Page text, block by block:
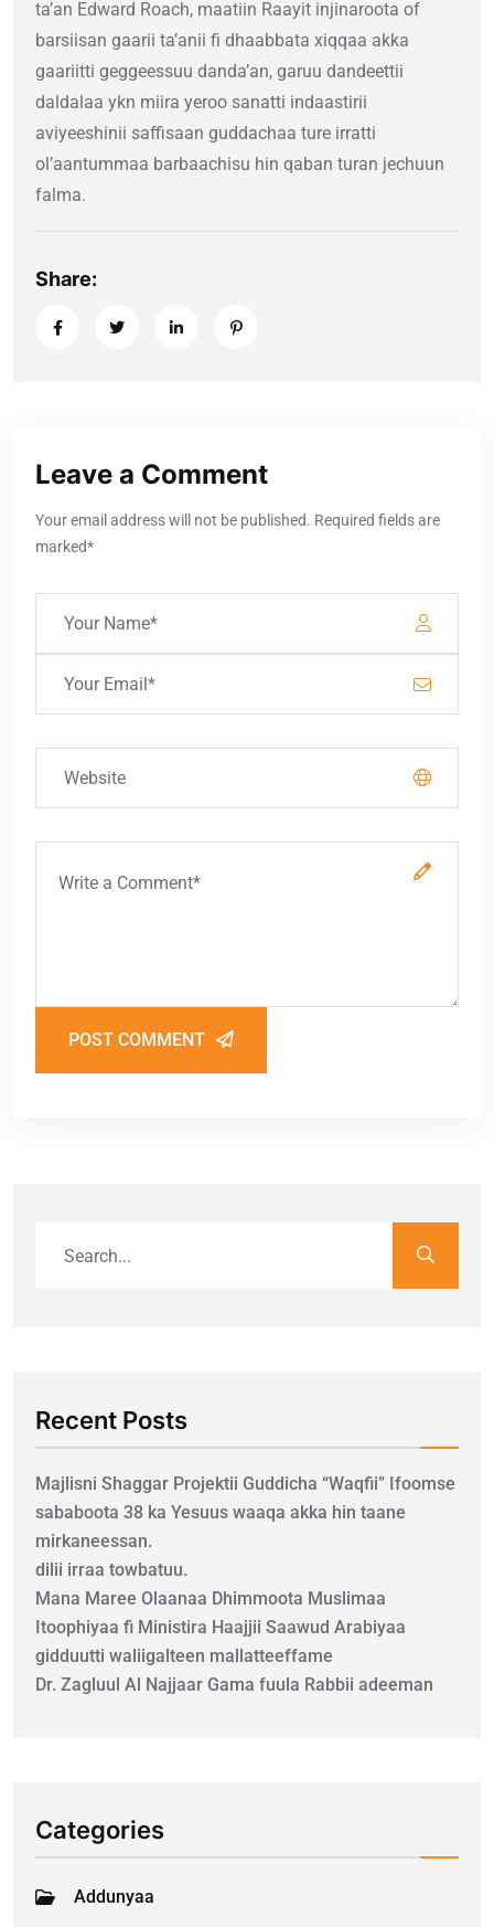
ta’an Edward Roach, maatiin Raayit injinaroota of
barsiisan gaarii ta’anii fi dhaabbata xiqqaa akka
gaariitti geggeessuu danda’an, garuu dandeettii
daldalaa ykn miira yeroo sanatti indaastirii
aviyeeshinii saffisaan guddachaa ture irratti
ol’aantummaa barbaachisu hin qaban turan jechuun
falma.
Share:
Leave a Comment
Your email address will not be published. Required fields are
marked*
POST COMMENT
Recent Posts
Majlisni Shaggar Projektii Guddicha “Waqfii” Ifoomse
sababoota 38 ka Yesuus waaqa akka hin taane
mirkaneessan.
dilii irraa towbatuu.
Mana Maree Olaanaa Dhimmoota Muslimaa
Itoophiyaa fi Ministira Haajjii Saawud Arabiyaa
gidduutti waliigalteen mallatteeffame
Dr. Zagluul Al Najjaar Gama fuula Rabbii adeeman
Categories
Addunyaa